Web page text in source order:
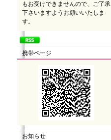
もお受けできませんので、ご了承
下さいますようお願いいたしま
す。
携帯ページ
お知らせ